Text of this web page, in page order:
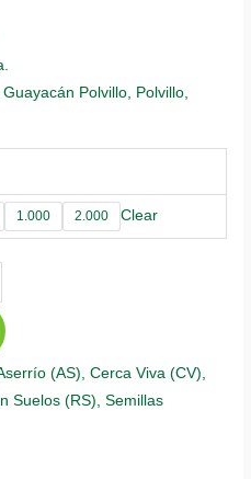
Polvillo, Polvillo,
1.000 2.000 Clear
(AS),Cerca Viva (CV),
Suelos (RS),Semillas